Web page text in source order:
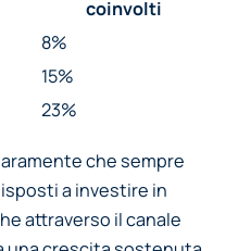
coinvolti
8%
15%
23%
che sempre
a investire in
attraverso il canale